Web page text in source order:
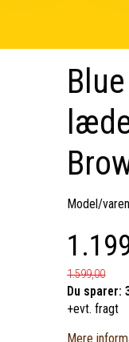
Model/
1.599,00
Du sparer:
+evt. fragt
Mere